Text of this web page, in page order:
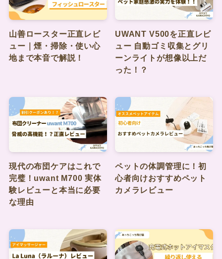
山善ロースター正直レビ
ュー｜煙・掃除・使い心
地まで本音で解説！
UWANT V500を正直レビ
ュー 自動ゴミ収集とグリ
ーンライトが想像以上だ
った！？
現代の布団ケアはこれで
完璧！uwant M700 実体
験レビューと本当に必要
な理由
ペットの体調管理に！初
心者向けおすすめペット
カメラレビュー